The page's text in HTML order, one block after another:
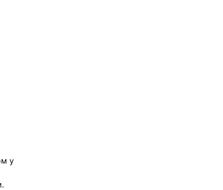
у